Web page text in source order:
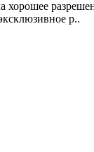
хорошее
р..